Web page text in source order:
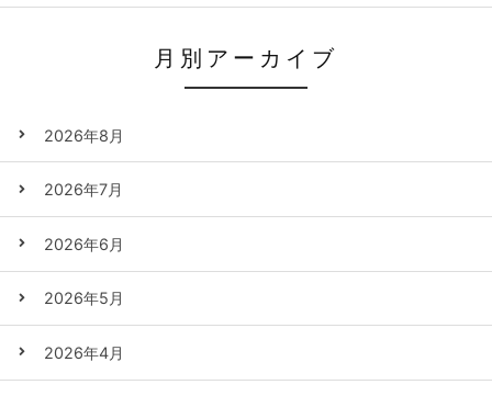
月別アーカイブ
2026年8月
2026年7月
2026年6月
2026年5月
2026年4月